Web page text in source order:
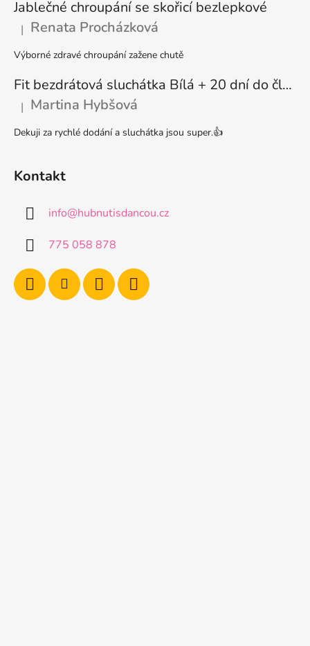
Jablečné chroupání se skořicí bezlepkové
Hodnocení produktu je 5 z 5 hvězdiček.
| Renata Procházková
Výborné zdravé chroupání zažene chutě
Fit bezdrátová sluchátka Bílá + 20 dní do členství + seznam písniček i audioknih
Hodnocení produktu je 5 z 5 hvězdiček.
| Martina Hybšová
Dekuji za rychlé dodání a sluchátka jsou super.👍
Kontakt
info@hubnutisdancou.cz
775 058 878